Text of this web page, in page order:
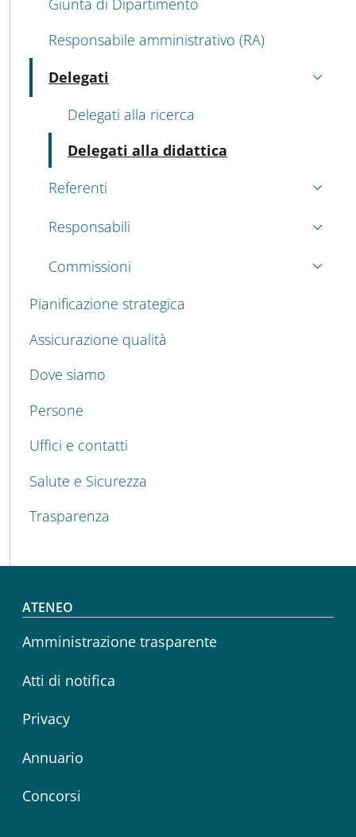
Giunta di Dipartimento
Responsabile amministrativo (RA)
Delegati
Attivo
Delegati alla ricerca
Delegati alla didattica
Referenti
Responsabili
Commissioni
Pianificazione strategica
Assicurazione qualità
Dove siamo
Persone
Uffici e contatti
Salute e Sicurezza
Trasparenza
Footer menu
ATENEO
Amministrazione trasparente
Atti di notifica
Privacy
Annuario
Concorsi